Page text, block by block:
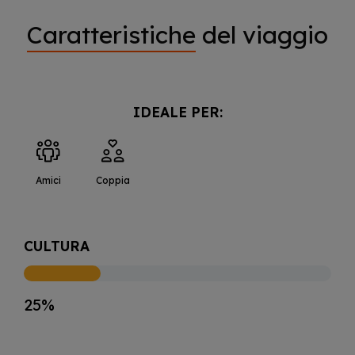
Caratteristiche del viaggio
IDEALE PER:
Amici Coppia
CULTURA
25%